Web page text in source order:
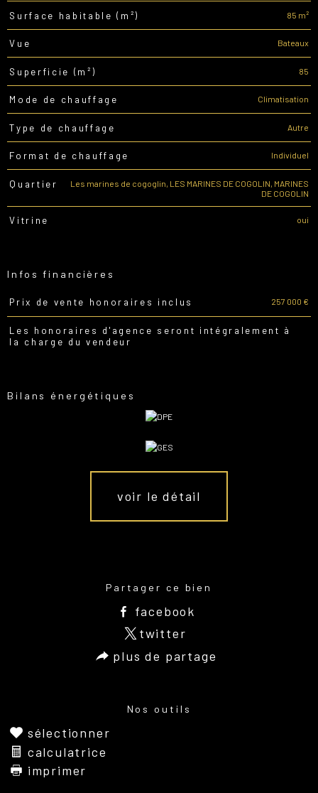
Surface habitable (m²) 85 m²
Vue Bateaux
Superficie (m²) 85
Mode de chauffage Climatisation
Type de chauffage Autre
Format de chauffage Individuel
Quartier
Les marines de cogoglin, LES MARINES DE COGOLIN, MARINES
DE COGOLIN
Vitrine oui
Infos financières
Caractéristiques Valeurs
Prix de vente honoraires inclus 257 000 €
Les honoraires d'agence seront intégralement à
la charge du vendeur
Bilans énergétiques
voir le détail
Partager ce bien
facebook
twitter
plus de partage
Nos outils
sélectionner
calculatrice
imprimer